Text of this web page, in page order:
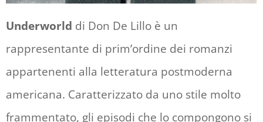
Underworld di Don De Lillo è un
rappresentante di prim’ordine dei romanzi
appartenenti alla letteratura postmoderna
americana. Caratterizzato da uno stile molto
frammentato, gli episodi che lo compongono si